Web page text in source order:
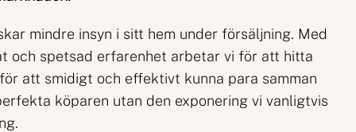
mindre insyn i sitt hem under försäljning. Med
och spetsad erfarenhet arbetar vi för att hitta
att smidigt och effektivt kunna para samman
köparen utan den exponering vi vanligtvis